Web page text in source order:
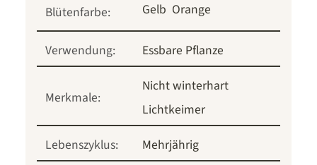
Blütenfarbe: Gelb Orange
Verwendung: Essbare Pflanze
Merkmale:
Nicht winterhart
Lichtkeimer
Lebenszyklus:
Mehrjährig